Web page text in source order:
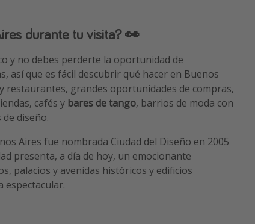
durante tu visita? 👀
y no debes perderte la oportunidad de
así que es fácil descubrir qué hacer en Buenos
restaurantes, grandes oportunidades de compras,
cafés y bares de tango, barrios de moda con
diseño.
Aires fue nombrada Ciudad del Diseño en 2005
presenta, a día de hoy, un emocionante
palacios y avenidas históricos y edificios
espectacular.